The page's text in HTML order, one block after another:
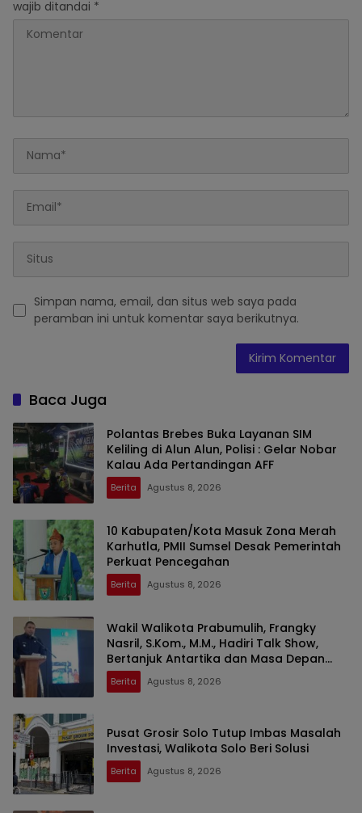
wajib ditandai *
Simpan nama, email, dan situs web saya pada
peramban ini untuk komentar saya berikutnya.
Baca Juga
Polantas Brebes Buka Layanan SIM
Keliling di Alun Alun, Polisi : Gelar Nobar
Kalau Ada Pertandingan AFF
Berita Agustus 8, 2026
10 Kabupaten/Kota Masuk Zona Merah
Karhutla, PMII Sumsel Desak Pemerintah
Perkuat Pencegahan
Berita Agustus 8, 2026
Wakil Walikota Prabumulih, Frangky
Nasril, S.Kom., M.M., Hadiri Talk Show,
Bertanjuk Antartika dan Masa Depan
Bumi di SMAN 2 Prabumulih
Berita Agustus 8, 2026
Pusat Grosir Solo Tutup Imbas Masalah
Investasi, Walikota Solo Beri Solusi
Berita Agustus 8, 2026